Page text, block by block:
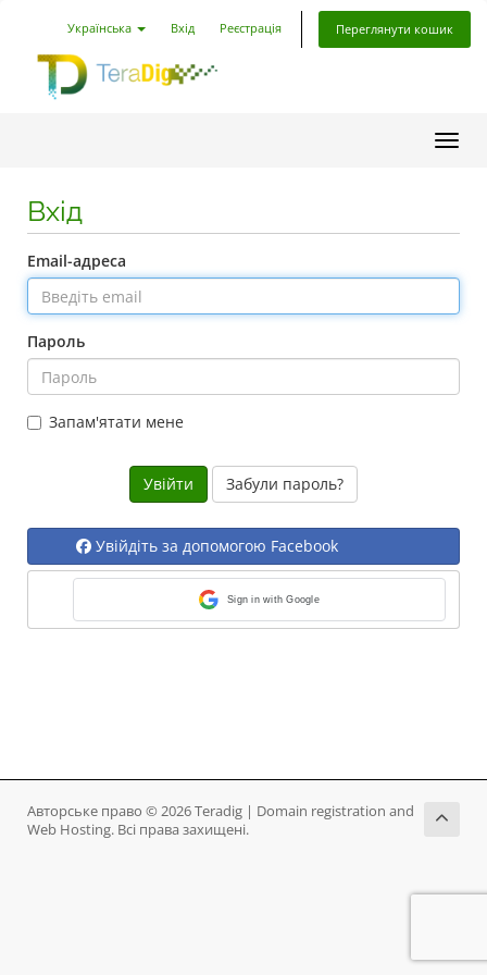
Українська Вхід Реєстрація Переглянути кошик
Вхід
Email-адреса
Пароль
Запам'ятати мене
Забули пароль?
Увійдіть за допомогою Facebook
Sign in with Google
Авторське право © 2026 Teradig | Domain registration and
Web Hosting. Всі права захищені.